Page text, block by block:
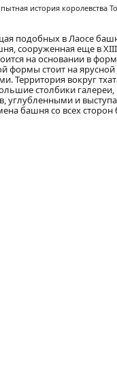
история королевства
подобных в Лаосе
сооруженная еще в
на основании в
формы стоит на
Территория вокруг
столбики
углубленными и
башня со всех